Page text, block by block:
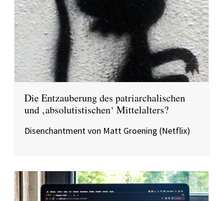
Die Entzauberung des patriarchalischen
und ‚absolutistischen‘ Mittelalters?
Disenchantment von Matt Groening (Netflix)